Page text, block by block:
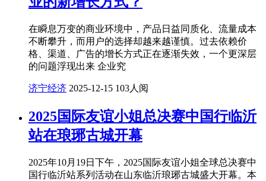
在瞬息万变的商业环境中，产品日益同质化、流量成本
不断攀升，而用户的选择却越来越谨慎。过去依赖价
格、渠道、广告的增长方式正在逐渐失效，一个更深层
的问题浮现出来 企业究
济宁经济 2025-12-15 103人阅
2025国际友谊小姐总决赛中国行临沂
站在琅琊古城开幕
2025年10月19日下午，2025国际友谊小姐全球总决赛中
国行临沂站系列活动在山东临沂琅琊古城盛大开幕。本